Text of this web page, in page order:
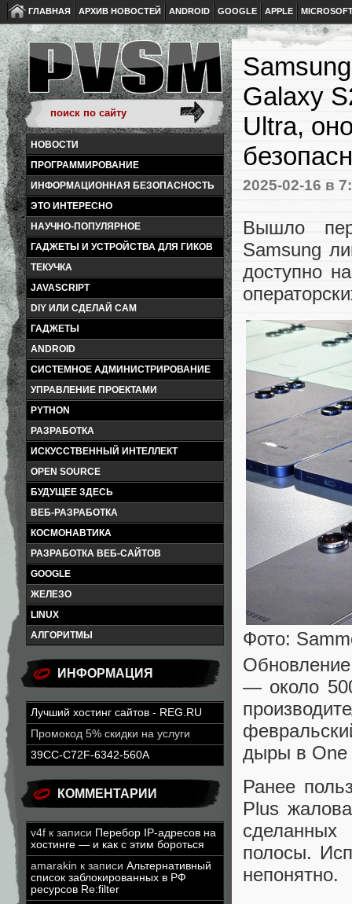
ГЛАВНАЯ АРХИВ НОВОСТЕЙ ANDROID GOOGLE APPLE
НОВОСТИ
ПРОГРАММИРОВАНИЕ
ИНФОРМАЦИОННАЯ БЕЗОПАСНОСТЬ
ЭТО ИНТЕРЕСНО
НАУЧНО-ПОПУЛЯРНОЕ
ГАДЖЕТЫ И УСТРОЙСТВА ДЛЯ ГИКОВ
ТЕКУЧКА
JAVASCRIPT
DIY ИЛИ СДЕЛАЙ САМ
ГАДЖЕТЫ
ANDROID
СИСТЕМНОЕ АДМИНИСТРИРОВАНИЕ
УПРАВЛЕНИЕ ПРОЕКТАМИ
PYTHON
РАЗРАБОТКА
ИСКУССТВЕННЫЙ ИНТЕЛЛЕКТ
OPEN SOURCE
БУДУЩЕЕ ЗДЕСЬ
ВЕБ-РАЗРАБОТКА
КОСМОНАВТИКА
РАЗРАБОТКА ВЕБ-САЙТОВ
GOOGLE
ЖЕЛЕЗО
LINUX
АЛГОРИТМЫ
ИНФОРМАЦИЯ
Лучший хостинг сайтов - REG.RU
Промокод 5% скидки на услуги
39CC-C72F-6342-560A
КОММЕНТАРИИ
v4f к записи Перебор IP-адресов на
хостинге — и как с этим бороться
amarakin к записи Альтернативный
список заблокированных в РФ
ресурсов Re:filter
Galaxy
Ultra,
2025-02-16 в
Вышло
Samsung
доступно
Фото:
— около
дыры в One
Ранее
Plus
полосы.
непонятно.